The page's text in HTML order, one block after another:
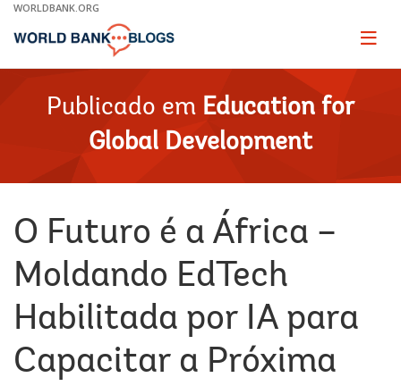
Skip
Main
WORLDBANK.ORG
Page
Publicado em Education for
Global Development
O Futuro é a África –
Moldando EdTech
Habilitada por IA para
Capacitar a Próxima